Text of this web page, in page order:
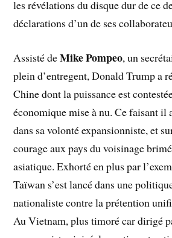
les révélations du disque dur de ce
déclarations d’un de ses
Assisté deMike Pompeo, un
plein d’entregent, Donald Trump a
Chine dont la puissance est
économique mise à nu. Ce faisant il
dans sa volonté expansionniste, et
courage aux pays du voisinage
asiatique. Exhorté en plus par
Taïwan s’est lancé dans une
nationaliste contre la prétention
Au Vietnam, plus timoré car dirigé